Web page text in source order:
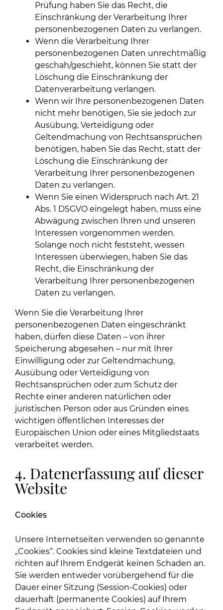
Prüfung haben Sie das Recht, die
Einschränkung der Verarbeitung Ihrer
personenbezogenen Daten zu verlangen.
Wenn die Verarbeitung Ihrer
personenbezogenen Daten unrechtmäßig
geschah/geschieht, können Sie statt der
Löschung die Einschränkung der
Datenverarbeitung verlangen.
Wenn wir Ihre personenbezogenen Daten
nicht mehr benötigen, Sie sie jedoch zur
Ausübung, Verteidigung oder
Geltendmachung von Rechtsansprüchen
benötigen, haben Sie das Recht, statt der
Löschung die Einschränkung der
Verarbeitung Ihrer personenbezogenen
Daten zu verlangen.
Wenn Sie einen Widerspruch nach Art. 21
Abs. 1 DSGVO eingelegt haben, muss eine
Abwägung zwischen Ihren und unseren
Interessen vorgenommen werden.
Solange noch nicht feststeht, wessen
Interessen überwiegen, haben Sie das
Recht, die Einschränkung der
Verarbeitung Ihrer personenbezogenen
Daten zu verlangen.
Wenn Sie die Verarbeitung Ihrer
personenbezogenen Daten eingeschränkt
haben, dürfen diese Daten – von ihrer
Speicherung abgesehen – nur mit Ihrer
Einwilligung oder zur Geltendmachung,
Ausübung oder Verteidigung von
Rechtsansprüchen oder zum Schutz der
Rechte einer anderen natürlichen oder
juristischen Person oder aus Gründen eines
wichtigen öffentlichen Interesses der
Europäischen Union oder eines Mitgliedstaats
verarbeitet werden.
4. Datenerfassung auf dieser
Website
Cookies
Unsere Internetseiten verwenden so genannte
„Cookies“. Cookies sind kleine Textdateien und
richten auf Ihrem Endgerät keinen Schaden an.
Sie werden entweder vorübergehend für die
Dauer einer Sitzung (Session-Cookies) oder
dauerhaft (permanente Cookies) auf Ihrem